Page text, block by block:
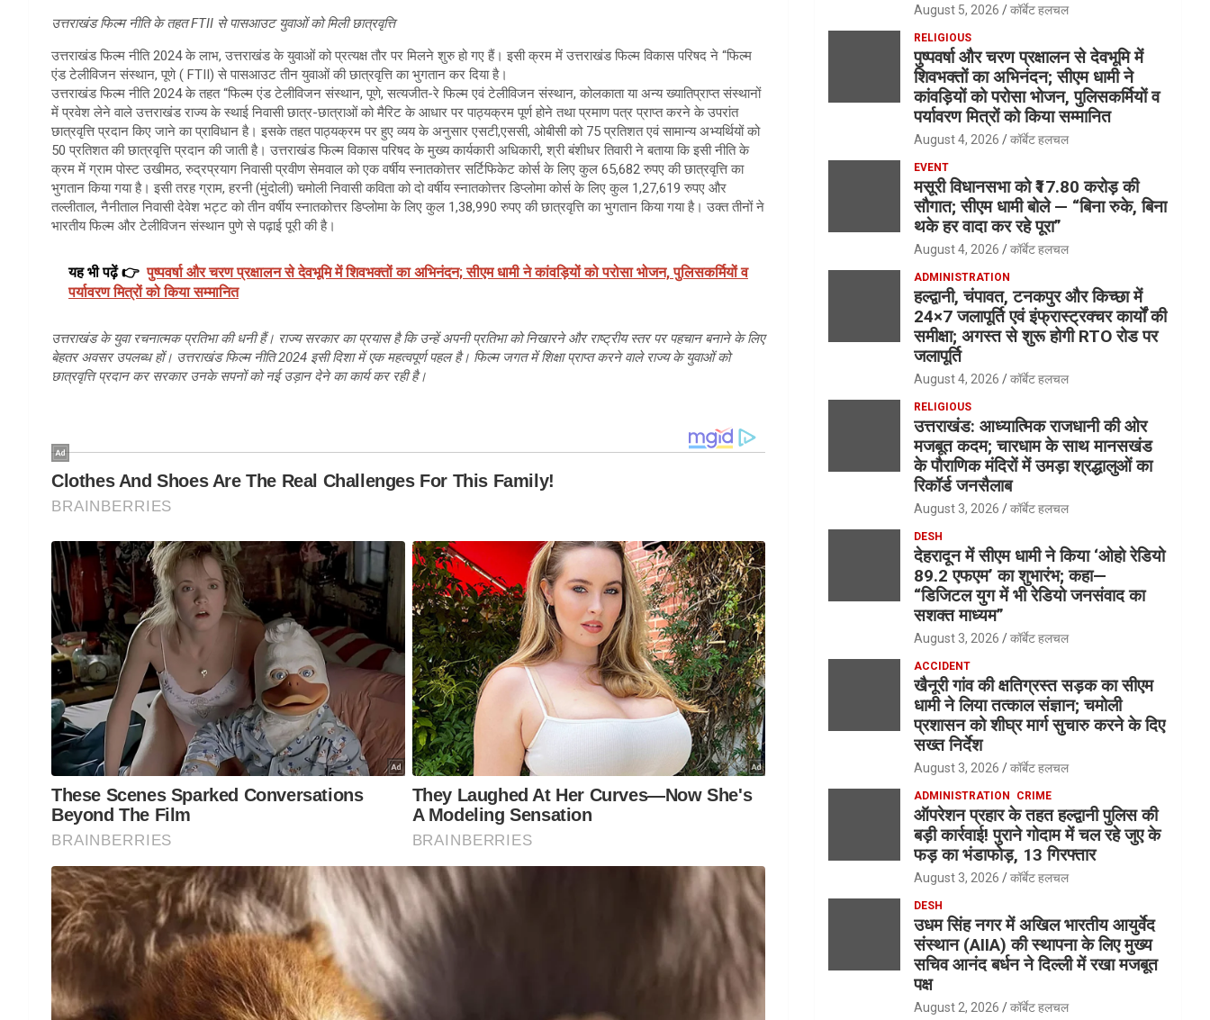
उत्तराखंड फिल्म नीति के तहत FTII से पासआउट युवाओं को मिली छात्रवृत्ति
उत्तराखंड फिल्म नीति 2024 के लाभ, उत्तराखंड के युवाओं को प्रत्यक्ष तौर पर मिलने शुरु हो गए हैं। इसी क्रम में उत्तराखंड फिल्म विकास परिषद ने “फिल्म
एंड टेलीविजन संस्थान, पूणे ( FTII) से पासआउट तीन युवाओं की छात्रवृत्ति का भुगतान कर दिया है।
उत्तराखंड फिल्म नीति 2024 के तहत “फिल्म एंड टेलीविजन संस्थान, पूणे, सत्यजीत-रे फिल्म एवं टेलीविजन संस्थान, कोलकाता या अन्य ख्यातिप्राप्त संस्थानों
में प्रवेश लेने वाले उत्तराखंड राज्य के स्थाई निवासी छात्र-छात्राओं को मैरिट के आधार पर पाठ्यक्रम पूर्ण होने तथा प्रमाण पत्र प्राप्त करने के उपरांत
छात्रवृत्ति प्रदान किए जाने का प्राविधान है। इसके तहत पाठ्यक्रम पर हुए व्यय के अनुसार एसटी,एससी, ओबीसी को 75 प्रतिशत एवं सामान्य अभ्यर्थियों को
50 प्रतिशत की छात्रवृत्ति प्रदान की जाती है। उत्तराखंड फिल्म विकास परिषद के मुख्य कार्यकारी अधिकारी, श्री बंशीधर तिवारी ने बताया कि इसी नीति के
क्रम में ग्राम पोस्ट उखीमठ, रुद्रप्रयाग निवासी प्रवीण सेमवाल को एक वर्षीय स्नातकोत्तर सर्टिफिकेट कोर्स के लिए कुल 65,682 रुपए की छात्रवृत्ति का
भुगतान किया गया है। इसी तरह ग्राम, हरनी (मुंदोली) चमोली निवासी कविता को दो वर्षीय स्नातकोत्तर डिप्लोमा कोर्स के लिए कुल 1,27,619 रुपए और
तल्लीताल, नैनीताल निवासी देवेश भट्ट को तीन वर्षीय स्नातकोत्तर डिप्लोमा के लिए कुल 1,38,990 रुपए की छात्रवृत्ति का भुगतान किया गया है। उक्त तीनों ने
भारतीय फिल्म और टेलीविजन संस्थान पुणे से पढ़ाई पूरी की है।
यह भी पढ़ें 👉 पुष्पवर्षा और चरण प्रक्षालन से देवभूमि में शिवभक्तों का अभिनंदन; सीएम धामी ने कांवड़ियों को परोसा भोजन, पुलिसकर्मियों व
पर्यावरण मित्रों को किया सम्मानित
उत्तराखंड के युवा रचनात्मक प्रतिभा की धनी हैं। राज्य सरकार का प्रयास है कि उन्हें अपनी प्रतिभा को निखारने और राष्ट्रीय स्तर पर पहचान बनाने के लिए
बेहतर अवसर उपलब्ध हों। उत्तराखंड फिल्म नीति 2024 इसी दिशा में एक महत्वपूर्ण पहल है। फिल्म जगत में शिक्षा प्राप्त करने वाले राज्य के युवाओं को
छात्रवृत्ति प्रदान कर सरकार उनके सपनों को नई उड़ान देने का कार्य कर रही है।
August 5, 2026 कॉर्बेट हलचल
RELIGIOUS
पुष्पवर्षा और चरण प्रक्षालन से देवभूमि में
शिवभक्तों का अभिनंदन; सीएम धामी ने
कांवड़ियों को परोसा भोजन, पुलिसकर्मियों व
पर्यावरण मित्रों को किया सम्मानित
August 4, 2026 कॉर्बेट हलचल
EVENT
मसूरी विधानसभा को ₹17.80 करोड़ की
सौगात; सीएम धामी बोले — “बिना रुके, बिना
थके हर वादा कर रहे पूरा”
August 4, 2026 कॉर्बेट हलचल
ADMINISTRATION
हल्द्वानी, चंपावत, टनकपुर और किच्छा में
24×7 जलापूर्ति एवं इंफ्रास्ट्रक्चर कार्यों की
समीक्षा; अगस्त से शुरू होगी RTO रोड पर
जलापूर्ति
August 4, 2026 कॉर्बेट हलचल
RELIGIOUS
उत्तराखंड: आध्यात्मिक राजधानी की ओर
मजबूत कदम; चारधाम के साथ मानसखंड
के पौराणिक मंदिरों में उमड़ा श्रद्धालुओं का
रिकॉर्ड जनसैलाब
August 3, 2026 कॉर्बेट हलचल
DESH
देहरादून में सीएम धामी ने किया ‘ओहो रेडियो
89.2 एफएम’ का शुभारंभ; कहा—
“डिजिटल युग में भी रेडियो जनसंवाद का
सशक्त माध्यम”
August 3, 2026 कॉर्बेट हलचल
ACCIDENT
खैनूरी गांव की क्षतिग्रस्त सड़क का सीएम
धामी ने लिया तत्काल संज्ञान; चमोली
प्रशासन को शीघ्र मार्ग सुचारु करने के दिए
सख्त निर्देश
August 3, 2026 कॉर्बेट हलचल
ADMINISTRATION CRIME
ऑपरेशन प्रहार के तहत हल्द्वानी पुलिस की
बड़ी कार्रवाई! पुराने गोदाम में चल रहे जुए के
फड़ का भंडाफोड़, 13 गिरफ्तार
August 3, 2026 कॉर्बेट हलचल
DESH
उधम सिंह नगर में अखिल भारतीय आयुर्वेद
संस्थान (AIIA) की स्थापना के लिए मुख्य
सचिव आनंद बर्धन ने दिल्ली में रखा मजबूत
पक्ष
August 2, 2026 कॉर्बेट हलचल